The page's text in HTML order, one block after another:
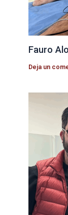
Fauro
Deja un